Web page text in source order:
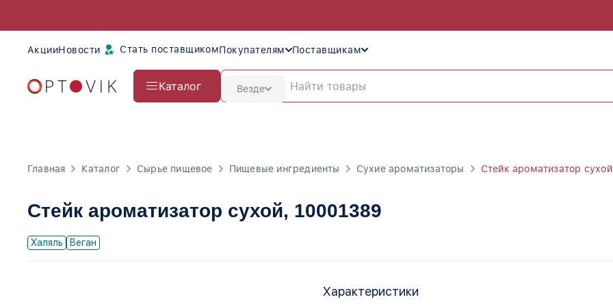
АкцииНовости Стать поставщикомПокупателям Поставщикам
Каталог Везде
Главная Каталог Сырье пищевое Пищевые ингредиенты Сухие ароматизаторы Стейк ароматизатор сухой
Стейк ароматизатор сухой, 10001389
Халяль Веган
Характеристики